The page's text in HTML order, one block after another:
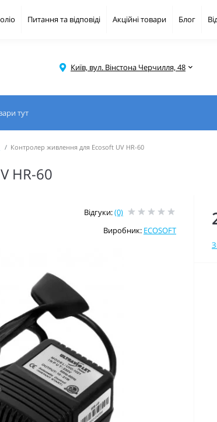
Питання та відповіді Акційні товари Блог
Київ, вул. Вінстона Черчилля, 48
Контролер живлення для Ecosoft UV HR-60
HR-60
Відгуки:(0)
Виробник: ECOSOFT